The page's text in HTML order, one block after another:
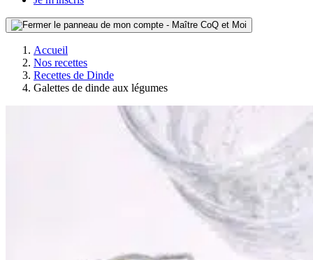
Accueil
Nos recettes
Recettes de Dinde
Galettes de dinde aux légumes